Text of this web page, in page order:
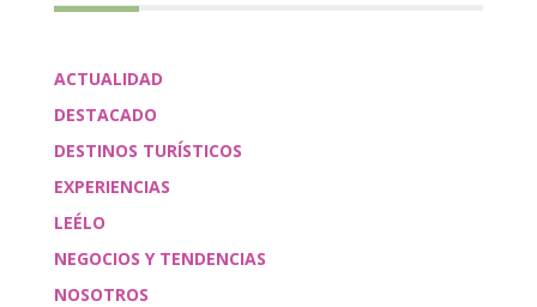
ACTUALIDAD
DESTACADO
DESTINOS TURÍSTICOS
EXPERIENCIAS
LEÉLO
NEGOCIOS Y TENDENCIAS
NOSOTROS